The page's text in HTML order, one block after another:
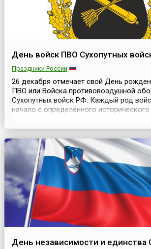
День войск ПВО Сухопутных
Праздники России
26 декабря отмечает свой День
ПВО или Войска противовоздушной
Сухопутных войск РФ. Каждый род
начало с определённого
сил, в свою очередь наступившего с
видов вооружения.Появление над
авиации дало толчок к созданию
неё. Им...
День независимости и единства